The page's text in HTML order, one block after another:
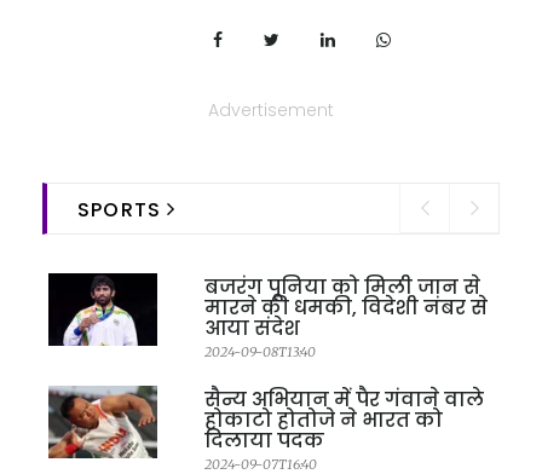
Advertisement
SPORTS
बजरंग पूनिया को मिली जान से
मारने की धमकी, विदेशी नंबर से
आया संदेश
2024-09-08T13:40
सैन्य अभियान में पैर गंवाने वाले
होकाटो होतोजे ने भारत को
दिलाया पदक
2024-09-07T16:40